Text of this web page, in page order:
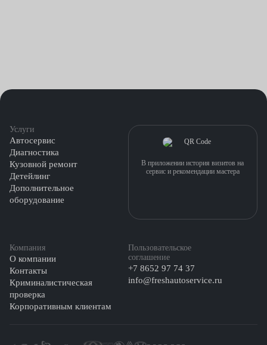
Услуги
Автосервис
Диагностика
Кузовной ремонт
Детейлинг
Дополнительное
оборудование
Компания
О компании
Контакты
Криминалистическая
проверка
Корпоративным клиентам
Пользовательское
соглашение
+7 8652 97 74 37
info@freshautoservice.ru
В приложении история визитов на
сервис и рекомендации мастера